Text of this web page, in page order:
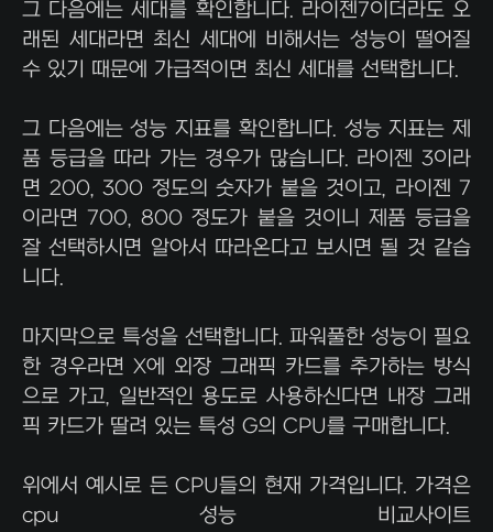
그 다음에는 세대를 확인합니다. 라이젠7이더라도 오
래된 세대라면 최신 세대에 비해서는 성능이 떨어질
수 있기 때문에 가급적이면 최신 세대를 선택합니다.
그 다음에는 성능 지표를 확인합니다. 성능 지표는 제
품 등급을 따라 가는 경우가 많습니다. 라이젠 3이라
면 200, 300 정도의 숫자가 붙을 것이고, 라이젠 7
이라면 700, 800 정도가 붙을 것이니 제품 등급을
잘 선택하시면 알아서 따라온다고 보시면 될 것 같습
니다.
마지막으로 특성을 선택합니다. 파워풀한 성능이 필요
한 경우라면 X에 외장 그래픽 카드를 추가하는 방식
으로 가고, 일반적인 용도로 사용하신다면 내장 그래
픽 카드가 딸려 있는 특성 G의 CPU를 구매합니다.
위에서 예시로 든 CPU들의 현재 가격입니다. 가격은
cpu 성능 비교사이트